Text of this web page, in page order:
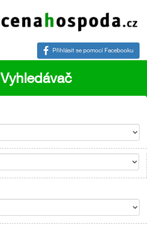
Přihlásit se pomocí Facebooku
Vyhledávač